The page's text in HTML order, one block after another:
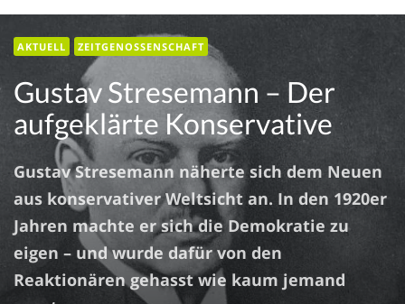
tell
Magazin für Literatur und Zeitgenossenschaft
AKTUELL ZEITGENOSSENSCHAFT
Gustav Stresemann – Der
aufgeklärte Konservative
Gustav Stresemann näherte sich dem Neuen
aus konservativer Weltsicht an. In den 1920er
Jahren machte er sich die Demokratie zu
eigen – und wurde dafür von den
Reaktionären gehasst wie kaum jemand